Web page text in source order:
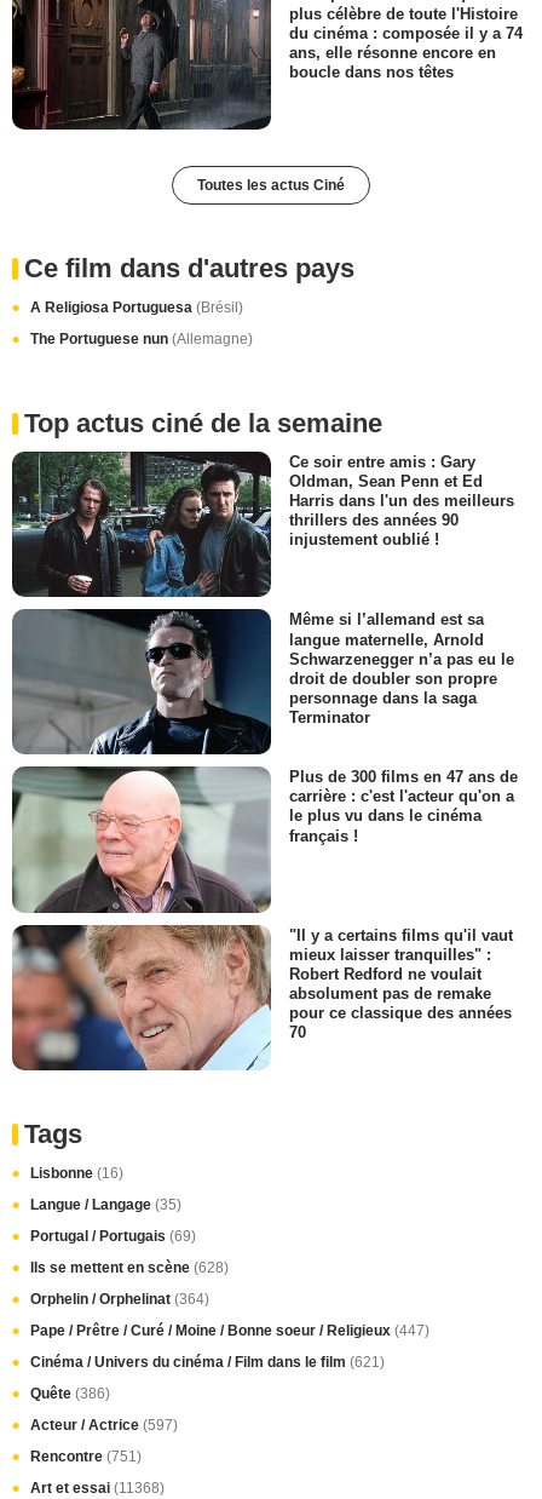
plus célèbre de toute l'Histoire
du cinéma : composée il y a 74
ans, elle résonne encore en
boucle dans nos têtes
Toutes les actus Ciné
Ce film dans d'autres pays
A Religiosa Portuguesa (Brésil)
The Portuguese nun (Allemagne)
Top actus ciné de la semaine
Ce soir entre amis : Gary
Oldman, Sean Penn et Ed
Harris dans l'un des meilleurs
thrillers des années 90
injustement oublié !
Même si l’allemand est sa
langue maternelle, Arnold
Schwarzenegger n’a pas eu le
droit de doubler son propre
personnage dans la saga
Terminator
Plus de 300 films en 47 ans de
carrière : c'est l'acteur qu'on a
le plus vu dans le cinéma
français !
"Il y a certains films qu'il vaut
mieux laisser tranquilles" :
Robert Redford ne voulait
absolument pas de remake
pour ce classique des années
70
Tags
Lisbonne (16)
Langue / Langage (35)
Portugal / Portugais (69)
Ils se mettent en scène (628)
Orphelin / Orphelinat (364)
Pape / Prêtre / Curé / Moine / Bonne soeur / Religieux (447)
Cinéma / Univers du cinéma / Film dans le film (621)
Quête (386)
Acteur / Actrice (597)
Rencontre (751)
Art et essai (11368)